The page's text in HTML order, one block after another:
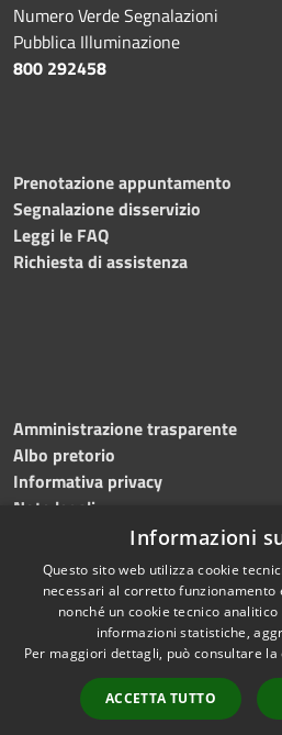
Numero Verde Segnalazioni
Pubblica Illuminazione
800 292458
Prenotazione appuntamento
Segnalazione disservizio
Leggi le FAQ
Richiesta di assistenza
Amministrazione trasparente
Albo pretorio
Informativa privacy
Note legali
Dichiarazione di accessibilità
Accessibilità
Informazioni
Questo sito web utilizza cookie
necessari al corretto funzionamento
nonché un cookie tecnico
informazioni statistiche,
Per maggiori dettagli, può consultare la
ACCETTA TUTTO